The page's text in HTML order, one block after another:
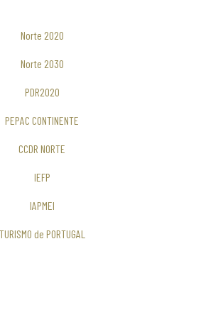
Norte 2020
Norte 2030
PDR2020
PEPAC CONTINENTE
CCDR NORTE
IEFP
IAPMEI
TURISMO de PORTUGAL